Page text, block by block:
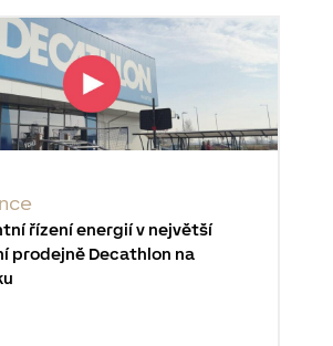
řízení energií v největší
prodejně Decathlon na